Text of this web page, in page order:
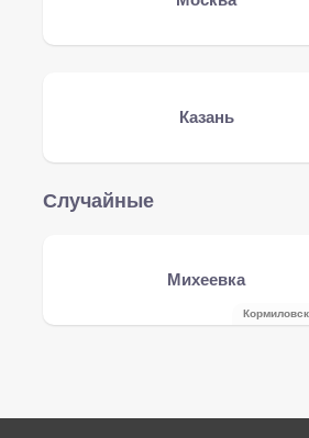
Казань
Случайные
Михеевка